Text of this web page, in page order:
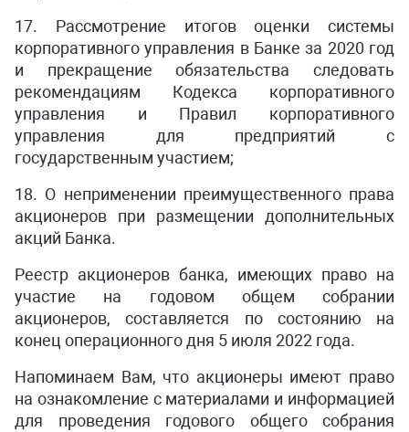
17. Рассмотрение итогов оценки системы
корпоративного управления в Банке за 2020 год
и прекращение обязательства следовать
рекомендациям Кодекса корпоративного
управления и Правил корпоративного
управления для предприятий с
государственным участием;
18. О неприменении преимущественного права
акционеров при размещении дополнительных
акций Банка.
Реестр акционеров банка, имеющих право на
участие на годовом общем собрании
акционеров, составляется по состоянию на
конец операционного дня 5 июля 2022 года.
Напоминаем Вам, что акционеры имеют право
на ознакомление с материалами и информацией
для проведения годового общего собрания